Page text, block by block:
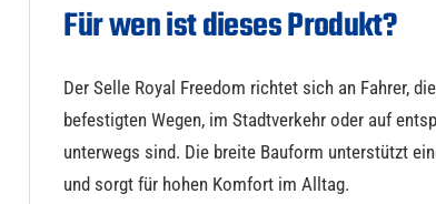
Für wen ist dieses Produkt?
Der Selle Royal Freedom richtet sich an Fahrer,
befestigten Wegen, im Stadtverkehr oder auf
unterwegs sind. Die breite Bauform unterstützt
und sorgt für hohen Komfort im Alltag.